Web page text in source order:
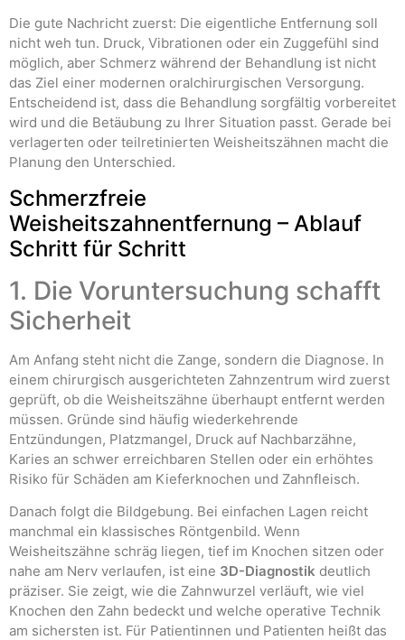
Die gute Nachricht zuerst: Die eigentliche Entfernung soll
nicht weh tun. Druck, Vibrationen oder ein Zuggefühl sind
möglich, aber Schmerz während der Behandlung ist nicht
das Ziel einer modernen oralchirurgischen Versorgung.
Entscheidend ist, dass die Behandlung sorgfältig vorbereitet
wird und die Betäubung zu Ihrer Situation passt. Gerade bei
verlagerten oder teilretinierten Weisheitszähnen macht die
Planung den Unterschied.
Schmerzfreie
Weisheitszahnentfernung – Ablauf
Schritt für Schritt
1. Die Voruntersuchung schafft
Sicherheit
Am Anfang steht nicht die Zange, sondern die Diagnose. In
einem chirurgisch ausgerichteten Zahnzentrum wird zuerst
geprüft, ob die Weisheitszähne überhaupt entfernt werden
müssen. Gründe sind häufig wiederkehrende
Entzündungen, Platzmangel, Druck auf Nachbarzähne,
Karies an schwer erreichbaren Stellen oder ein erhöhtes
Risiko für Schäden am Kieferknochen und Zahnfleisch.
Danach folgt die Bildgebung. Bei einfachen Lagen reicht
manchmal ein klassisches Röntgenbild. Wenn
Weisheitszähne schräg liegen, tief im Knochen sitzen oder
nahe am Nerv verlaufen, ist eine 3D-Diagnostik deutlich
präziser. Sie zeigt, wie die Zahnwurzel verläuft, wie viel
Knochen den Zahn bedeckt und welche operative Technik
am sichersten ist. Für Patientinnen und Patienten heißt das